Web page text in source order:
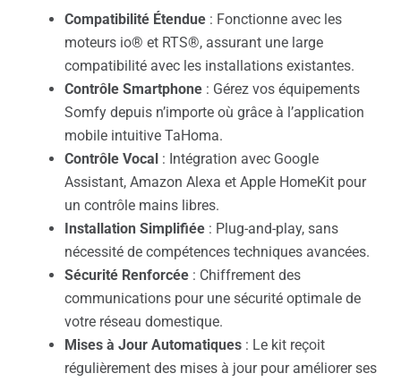
Compatibilité Étendue : Fonctionne avec les
moteurs io® et RTS®, assurant une large
compatibilité avec les installations existantes.
Contrôle Smartphone : Gérez vos équipements
Somfy depuis n’importe où grâce à l’application
mobile intuitive TaHoma.
Contrôle Vocal : Intégration avec Google
Assistant, Amazon Alexa et Apple HomeKit pour
un contrôle mains libres.
Installation Simplifiée : Plug-and-play, sans
nécessité de compétences techniques avancées.
Sécurité Renforcée : Chiffrement des
communications pour une sécurité optimale de
votre réseau domestique.
Mises à Jour Automatiques : Le kit reçoit
régulièrement des mises à jour pour améliorer ses